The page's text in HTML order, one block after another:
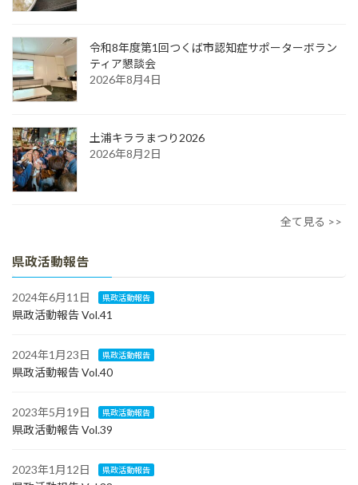
令和8年度第1回つくば市認知症サポーターボラン
ティア懇談会
2026年8月4日
土浦キララまつり2026
2026年8月2日
全て見る >>
県政活動報告
2024年6月11日 県政活動報告
県政活動報告 Vol.41
2024年1月23日 県政活動報告
県政活動報告 Vol.40
2023年5月19日 県政活動報告
県政活動報告 Vol.39
2023年1月12日 県政活動報告